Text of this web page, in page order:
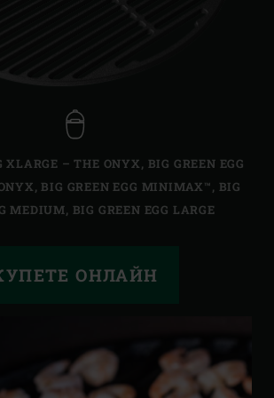
XLARGE – THE ONYX, BIG GREEN EGG
,BIG GREEN EGG MINIMAX™, BIG
MEDIUM, BIG GREEN EGG LARGE
ОНЛАЙН